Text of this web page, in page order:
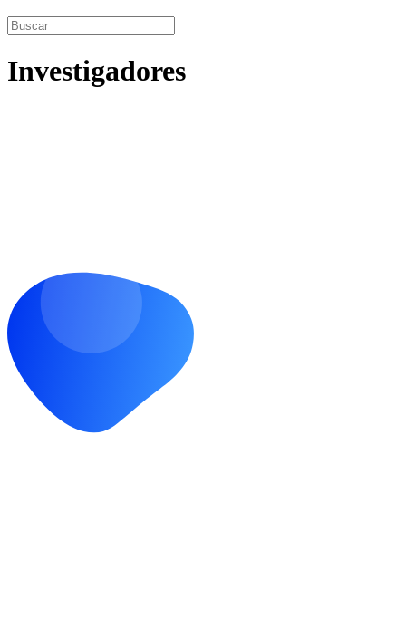
Investigadores